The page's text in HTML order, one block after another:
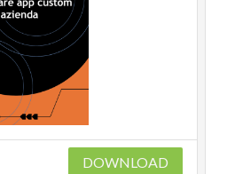
DOWNLOAD